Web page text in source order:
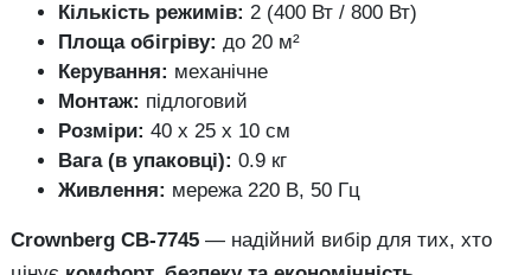
Кількість режимів: 2 (400 Вт / 800 Вт)
Площа обігріву: до 20 м²
Керування: механічне
Монтаж: підлоговий
Розміри: 40 х 25 х 10 см
Вага (в упаковці): 0.9 кг
Живлення: мережа 220 В, 50 Гц
Crownberg CB-7745 — надійний вибір для тих, хто